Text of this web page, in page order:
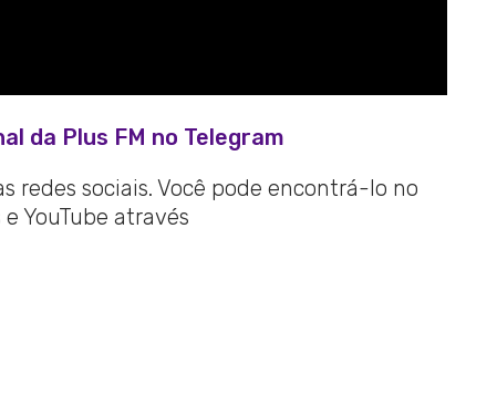
da Plus FM no Telegram
redes sociais. Você pode encontrá-lo no
YouTube através